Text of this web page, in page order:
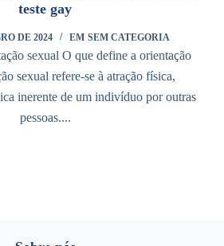
teste gay
DE 2024 EM SEM CATEGORIA
sexual O que define a orientação
sexual refere-se à atração física,
inerente de um indivíduo por outras
pessoas....